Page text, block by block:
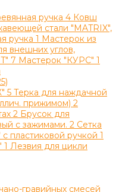
ручка 4 Ковш
стали "MATRIX",
ручка 1 Мастерок из
внешних углов,
7 Мастерок "КУРС" 1
5 Терка для наждачной
прижимом) 2
2 Брусок для
с зажимами. 2 Сетка
с пластиковой ручкой 1
1 Лезвия для цикли
гравийных смесей